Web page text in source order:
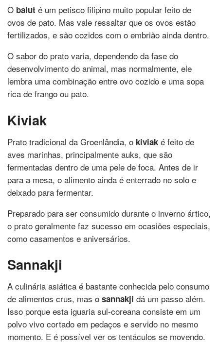
O balut é um petisco filipino muito popular feito de
ovos de pato. Mas vale ressaltar que os ovos estão
fertilizados, e são cozidos com o embrião ainda dentro.
O sabor do prato varia, dependendo da fase do
desenvolvimento do animal, mas normalmente, ele
lembra uma combinação entre ovo cozido e uma sopa
rica de frango ou pato.
Kiviak
Prato tradicional da Groenlândia, o kiviak é feito de
aves marinhas, principalmente auks, que são
fermentadas dentro de uma pele de foca. Antes de ir
para a mesa, o alimento ainda é enterrado no solo e
deixado para fermentar.
Preparado para ser consumido durante o inverno ártico,
o prato geralmente faz sucesso em ocasiões especiais,
como casamentos e aniversários.
Sannakji
A culinária asiática é bastante conhecida pelo consumo
de alimentos crus, mas o sannakji dá um passo além.
Isso porque esta iguaria sul-coreana consiste em um
polvo vivo cortado em pedaços e servido no mesmo
momento. E é possível ver os tentáculos se movendo.